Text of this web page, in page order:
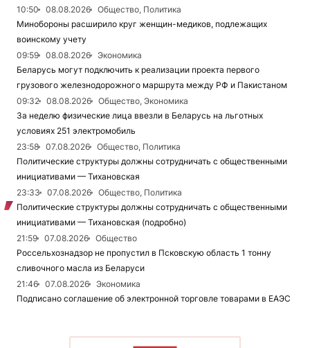
10:50
08.08.2026
Общество, Политика
Минобороны расширило круг женщин-медиков, подлежащих
воинскому учету
09:59
08.08.2026
Экономика
Беларусь могут подключить к реализации проекта первого
грузового железнодорожного маршрута между РФ и Пакистаном
09:32
08.08.2026
Общество, Экономика
За неделю физические лица ввезли в Беларусь на льготных
условиях 251 электромобиль
23:58
07.08.2026
Общество, Политика
Политические структуры должны сотрудничать с общественными
инициативами — Тихановская
23:33
07.08.2026
Общество, Политика
Политические структуры должны сотрудничать с общественными
инициативами — Тихановская (подробно)
21:59
07.08.2026
Общество
Россельхознадзор не пропустил в Псковскую область 1 тонну
сливочного масла из Беларуси
21:46
07.08.2026
Экономика
Подписано соглашение об электронной торговле товарами в ЕАЭС